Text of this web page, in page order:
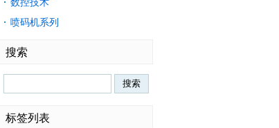
喷码机系列
搜索
标签列表